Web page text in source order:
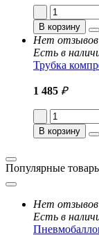
В корзину
Нет отзывов
Есть в
Трубка
1 485 ₽
В корзину
Популярные
Нет отзывов
Есть в